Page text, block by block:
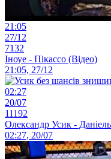
21:05
27/12
7132
Іноуе - Пікассо (Відео)
21:05, 27/12
02:27
20/07
11192
Олександр Усик -
02:27, 20/07